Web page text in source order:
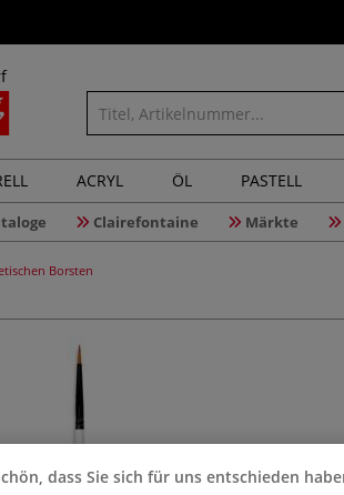
ACRYL ÖL PASTELL
Clairefontaine Märkte
Borsten
dass Sie sich für uns entschieden